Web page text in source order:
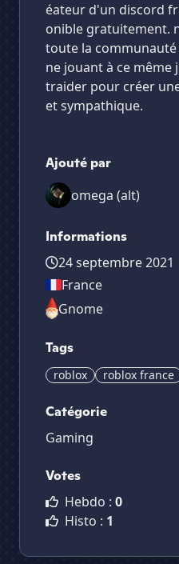
éateur d'un discord
onible gratuitement.
toute la
ne jouant à ce même
traider pour créer
et sympathique.
Ajouté par
omega (alt)
Informations
24 septembre 2021
France
Gnome
Tags
roblox roblox france
Catégorie
Gaming
Votes
Hebdo : 0
Histo : 1